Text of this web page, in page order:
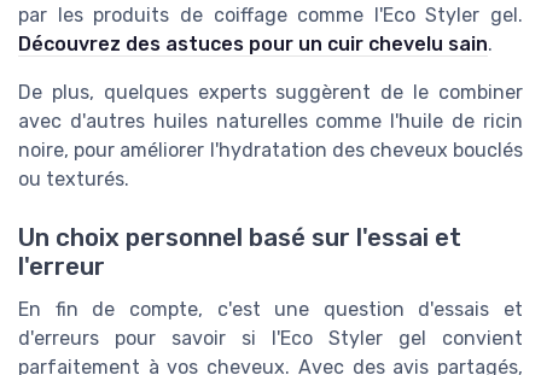
par les produits de coiffage comme l'Eco Styler gel.
Découvrez des astuces pour un cuir chevelu sain.
De plus, quelques experts suggèrent de le combiner
avec d'autres huiles naturelles comme l'huile de ricin
noire, pour améliorer l'hydratation des cheveux bouclés
ou texturés.
Un choix personnel basé sur l'essai et
l'erreur
En fin de compte, c'est une question d'essais et
d'erreurs pour savoir si l'Eco Styler gel convient
parfaitement à vos cheveux. Avec des avis partagés,